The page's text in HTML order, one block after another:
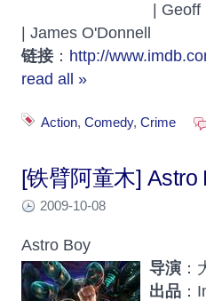
|
| James O'Donnell
链接 ： http://
read all »
Action, Comedy, Crime
[铁臂阿童木] Astro
2009-10-08
Astro Boy
导演
出品